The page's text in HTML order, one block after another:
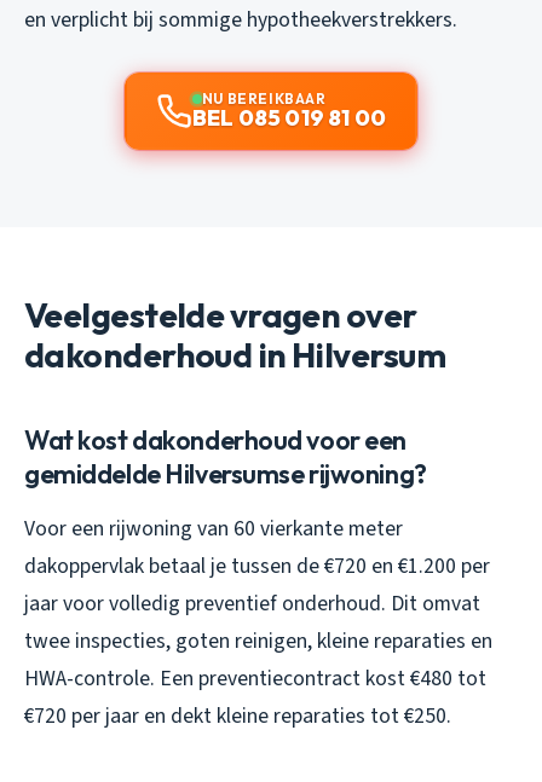
en verplicht bij sommige hypotheekverstrekkers.
NU BEREIKBAAR
BEL 085 019 81 00
Veelgestelde vragen over
dakonderhoud in Hilversum
Wat kost dakonderhoud voor een
gemiddelde Hilversumse rijwoning?
Voor een rijwoning van 60 vierkante meter
dakoppervlak betaal je tussen de €720 en €1.200 per
jaar voor volledig preventief onderhoud. Dit omvat
twee inspecties, goten reinigen, kleine reparaties en
HWA-controle. Een preventiecontract kost €480 tot
€720 per jaar en dekt kleine reparaties tot €250.